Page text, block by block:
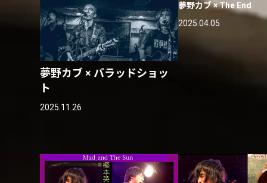
夢野カブ × バラッドショッ
ト
2025.11.26
夢野カブ × The End
2025.04.05